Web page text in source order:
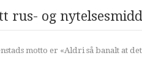
rus- og
motto er «Aldri så banalt at